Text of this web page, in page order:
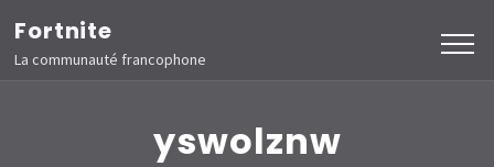
Aller
au
contenu
Fortnite
La communauté francophone
yswolznw